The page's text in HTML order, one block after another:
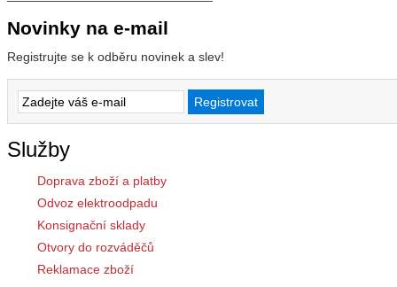
Novinky na e-mail
Registrujte se k odběru novinek a slev!
Služby
Doprava zboží a platby
Odvoz elektroodpadu
Konsignační sklady
Otvory do rozváděčů
Reklamace zboží